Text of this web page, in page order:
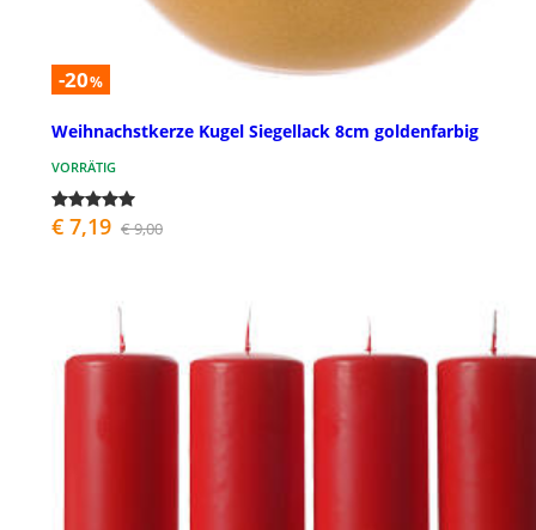
-20%
Weihnachstkerze Kugel Siegellack 8cm goldenfarbig
VORRÄTIG
€ 7,19 € 9,00